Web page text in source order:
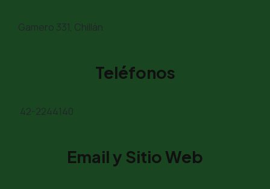
Gamero 331, Chillán
Teléfonos
42-2244140
Email y Sitio Web